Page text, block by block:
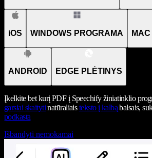
iOS WINDOWS PROGRAMA
ANDROID EDGE PLĖTINYS
Įkelkite bet kurį PDF į Speechify žiniatinklio
garsiai skaitytinatūraliaisteksto į kalbąbalsais,
podkastą
Išbandyti nemokamai